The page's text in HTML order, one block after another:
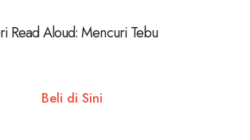
Read Aloud: Mencuri Tebu
Beli di Sini